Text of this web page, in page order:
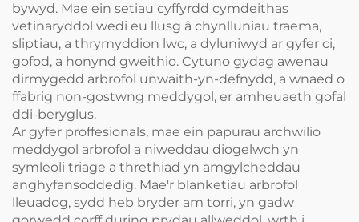
bywyd. Mae ein setiau cyffyrdd cymdeithas
vetinaryddol wedi eu llusg â chynlluniau traema,
sliptiau, a thrymyddion lwc, a dyluniwyd ar gyfer ci,
gofod, a honynd gweithio. Cytuno gydag awenau
dirmygedd arbrofol unwaith-yn-defnydd, a wnaed o
ffabrig non-gostwng meddygol, er amheuaeth gofal
ddi-beryglus.
Ar gyfer proffesionals, mae ein papurau archwilio
meddygol arbrofol a niweddau diogelwch yn
symleoli triage a threthiad yn amgylcheddau
anghyfansoddedig. Mae'r blanketiau arbrofol
lleuadog, sydd heb bryder am torri, yn gadw